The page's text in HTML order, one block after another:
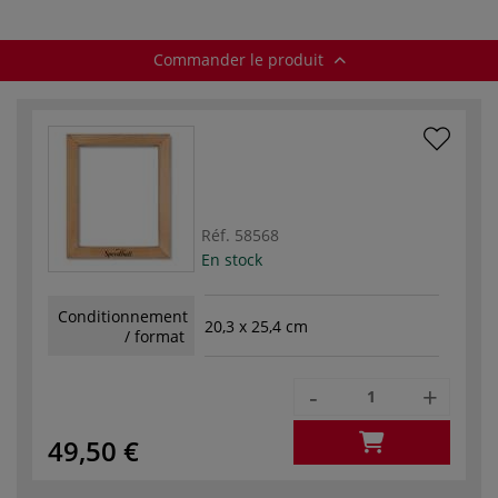
Commander le produit
Réf. 58568
En stock
Conditionnement
/ format
20,3 x 25,4 cm
49,50 €
- +